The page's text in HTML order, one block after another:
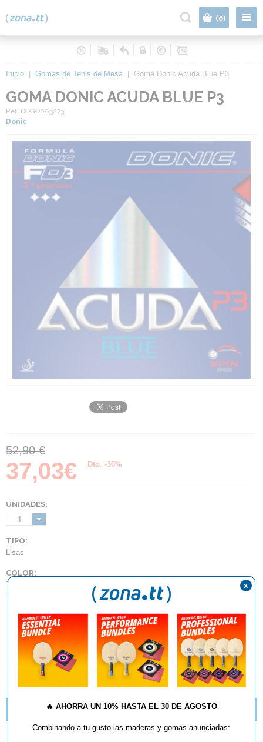
(0)
Inicio Gomas de Tenis de Mesa Goma Donic Acuda Blue P3
GOMA DONIC ACUDA BLUE P3
Ref. DOGO003273
Donic
52,90 €
37,03€ Dto. -30%
UNIDADES:
1
TIPO:
Lisas
COLOR:
AÑADIR AL CARRITO
DESCRIPCIÓN Y CARACTERÍSTICAS
MADERAS DONIC EN LIQUIDACION
🔥 AHORRA UN 10% HASTA EL 30 DE AGOSTO
Combinando a tu gusto las maderas y gomas anunciadas:
x